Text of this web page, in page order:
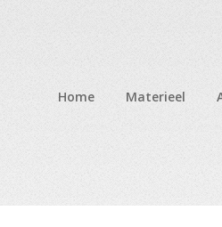
Home Materieel